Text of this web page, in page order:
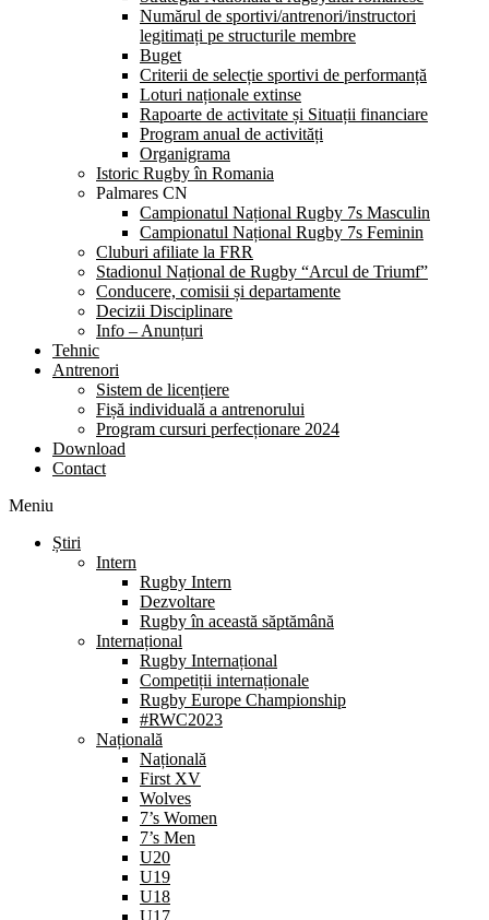
Numărul de sportivi/antrenori/instructori
legitimați pe structurile membre
Buget
Criterii de selecție sportivi de performanță
Loturi naționale extinse
Rapoarte de activitate și Situații financiare
Program anual de activități
Organigrama
Istoric Rugby în Romania
Palmares CN
Campionatul Național Rugby 7s Masculin
Campionatul Național Rugby 7s Feminin
Cluburi afiliate la FRR
Stadionul Național de Rugby “Arcul de Triumf”
Conducere, comisii și departamente
Decizii Disciplinare
Info – Anunțuri
Tehnic
Antrenori
Sistem de licențiere
Fișă individuală a antrenorului
Program cursuri perfecționare 2024
Download
Contact
Meniu
Știri
Intern
Rugby Intern
Dezvoltare
Rugby în această săptămână
Internațional
Rugby Internațional
Competiții internaționale
Rugby Europe Championship
#RWC2023
Națională
Națională
First XV
Wolves
7’s Women
7’s Men
U20
U19
U18
U17